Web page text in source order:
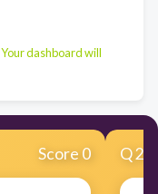
dashboard will
Score 0 Q2